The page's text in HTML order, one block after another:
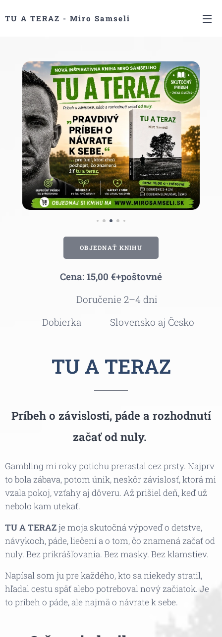
TU A TERAZ - Miro Samseli
OBJEDNAŤ KNIHU
Cena: 15,00 €+poštovné
Doručenie 2–4 dni
Dobierka Slovensko aj Česko
TU A TERAZ
Príbeh o závislosti, páde a rozhodnutí
začať od nuly.
Gambling mi roky potichu prerastal cez prsty. Najprv
to bola zábava, potom únik, neskôr závislosť, ktorá mi
vzala pokoj, vzťahy aj dôveru. Až prišiel deň, keď už
nebolo kam utekať.
TU A TERAZ je moja skutočná výpoveď o detstve,
návykoch, páde, liečení a o tom, čo znamená začať od
nuly. Bez prikrášľovania. Bez masky. Bez klamstiev.
Napísal som ju pre každého, kto sa niekedy stratil,
hľadal cestu späť alebo potreboval nový začiatok. Je
to príbeh o páde, ale najmä o návrate k sebe.